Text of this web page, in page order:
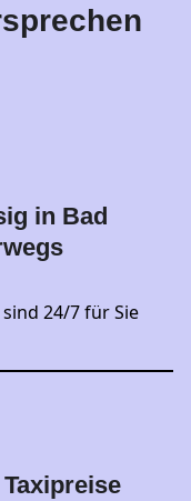
in Bad
24/7 für Sie